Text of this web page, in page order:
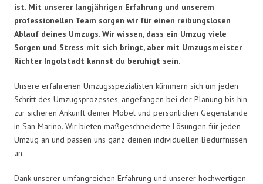
ist. Mit unserer langjährigen Erfahrung und unserem
professionellen Team sorgen wir für einen reibungslosen
Ablauf deines Umzugs. Wir wissen, dass ein Umzug viele
Sorgen und Stress mit sich bringt, aber mit Umzugsmeister
Richter Ingolstadt kannst du beruhigt sein.
Unsere erfahrenen Umzugsspezialisten kümmern sich um jeden
Schritt des Umzugsprozesses, angefangen bei der Planung bis hin
zur sicheren Ankunft deiner Möbel und persönlichen Gegenstände
in San Marino. Wir bieten maßgeschneiderte Lösungen für jeden
Umzug an und passen uns ganz deinen individuellen Bedürfnissen
an.
Dank unserer umfangreichen Erfahrung und unserer hochwertigen